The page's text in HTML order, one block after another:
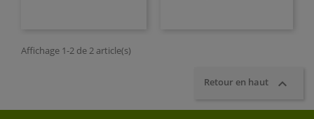
Affichage 1-2 de 2 article(s)
Retour en haut 